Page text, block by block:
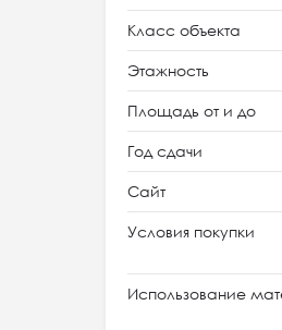
Класс объекта
Этажность
Площадь от и до
Год сдачи
Сайт
Условия покупки
Использование